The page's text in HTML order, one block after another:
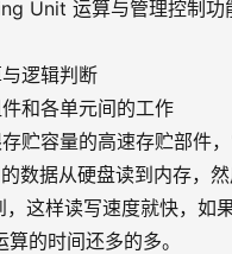
Unit 运算与管理控制功
辑判断
各单元间的工作
量的高速存贮部件，它
据从硬盘读到内存，
这样读写速度就快，
算的时间还多的多。